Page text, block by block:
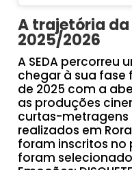
A trajetória da
2025/2026
A SEDA percorreu
chegar à sua fase
de 2025 com a
as produções
curtas-metragens
realizados em
foram inscritos no
foram